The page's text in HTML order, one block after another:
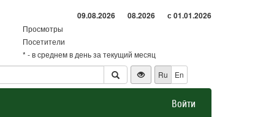
09.08.2026 08.2026 с 01.01.2026
Просмотры
Посетители
* - в среднем в день за текущий месяц
Ru
En
Войти